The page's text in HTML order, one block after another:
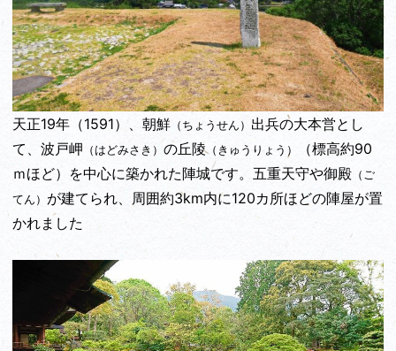
天正19年（1591）、朝鮮 （ちょうせん） 出兵の大本営とし
て、波戸岬 （はどみさき） の丘陵（きゅうりょう）
（標高約90
ｍほど）を中心に築かれた陣城です。五重天守や御殿 （ご
てん） が建てられ、周囲約3km内に120カ所ほどの陣屋が置
かれました